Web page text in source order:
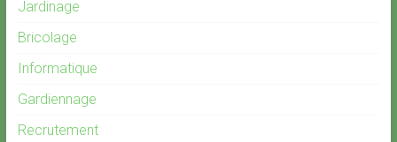
Jardinage
Bricolage
Informatique
Gardiennage
Recrutement